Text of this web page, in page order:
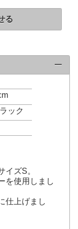
る
ック
イズS。
を使用しまし
仕上げまし